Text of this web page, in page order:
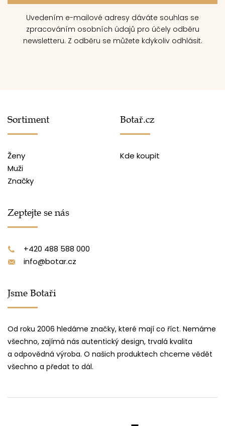
Uvedením e-mailové adresy dáváte souhlas se
zpracováním osobních údajů pro účely odběru
newsletteru. Z odběru se můžete kdykoliv odhlásit.
Sortiment
Ženy
Muži
Značky
Botař.cz
Kde koupit
Zeptejte se nás
+420 488 588 000
info@botar.cz
Jsme Botaři
Od roku 2006 hledáme značky, které mají co říct. Nemáme
všechno, zajímá nás autentický design, trvalá kvalita
a odpovědná výroba. O našich produktech chceme vědět
všechno a předat to dál.